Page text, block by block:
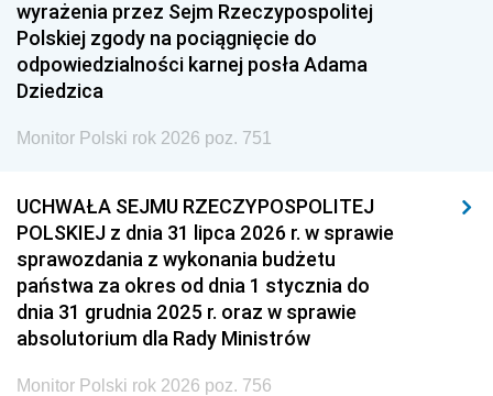
1951 1950 1949
1948 1947
1939
wyrażenia przez Sejm Rzeczypospolitej
Polskiej zgody na pociągnięcie do
odpowiedzialności karnej posła Adama
Dziedzica
Monitor Polski rok 2026 poz. 751
UCHWAŁA SEJMU RZECZYPOSPOLITEJ
POLSKIEJ z dnia 31 lipca 2026 r. w sprawie
sprawozdania z wykonania budżetu
państwa za okres od dnia 1 stycznia do
dnia 31 grudnia 2025 r. oraz w sprawie
absolutorium dla Rady Ministrów
Monitor Polski rok 2026 poz. 756